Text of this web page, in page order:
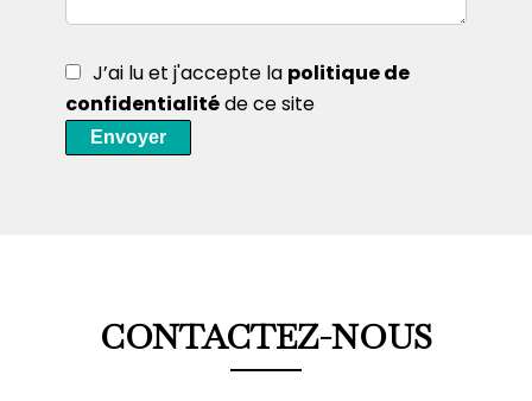
J’ai lu et j'accepte la politique de
confidentialitéde ce site
Envoyer
CONTACTEZ-NOUS